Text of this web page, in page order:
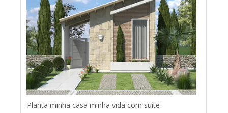
Planta minha casa minha vida com suíte